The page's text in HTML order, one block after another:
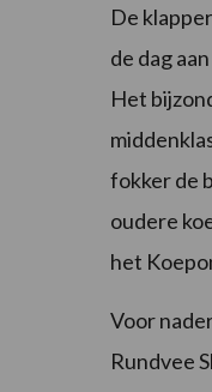
De
de dag
Het
fokker de
oudere
het
Voor
Rundvee